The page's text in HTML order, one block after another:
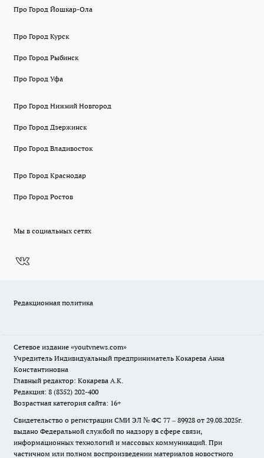
Про Город Йошкар-Ола
Про Город Курск
Про Город Рыбинск
Про Город Уфа
Про Город Нижний Новгород
Про Город Дзержинск
Про Город Владивосток
Про Город Краснодар
Про Город Ростов
Мы в социальных сетях
Редакционная политика
Сетевое издание «youtvnews.com»
Учредитель Индивидуальный предприниматель Кокарева Анна
Константиновна
Главный редактор: Кокарева А.К.
Редакция: 8 (8352) 202-400
Возрастная категория сайта: 16+
Свидетельство о регистрации СМИ ЭЛ № ФС 77 – 89928 от 29.08.2025г.
выдано Федеральной службой по надзору в сфере связи,
информационных технологий и массовых коммуникаций. При
частичном или полном воспроизведении материалов новостного